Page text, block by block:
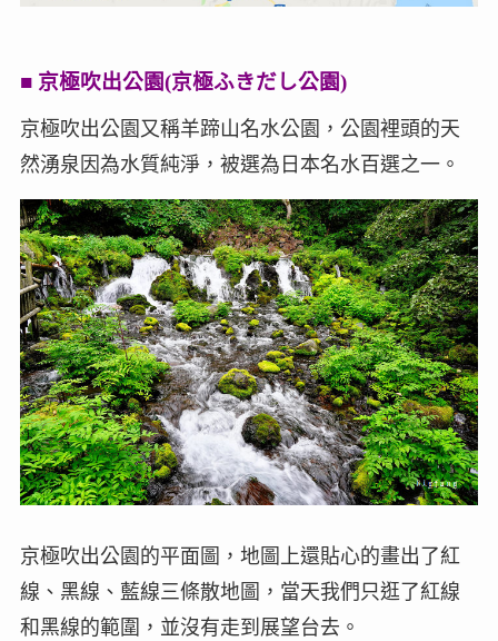
■ 京極吹出公園(京極ふきだし公園)
京極吹出公園又稱羊蹄山名水公園，公園裡頭的天
然湧泉因為水質純淨，被選為日本名水百選之一。
京極吹出公園的平面圖，地圖上還貼心的畫出了紅
線、黑線、藍線三條散地圖，當天我們只逛了紅線
和黑線的範圍，並沒有走到展望台去。